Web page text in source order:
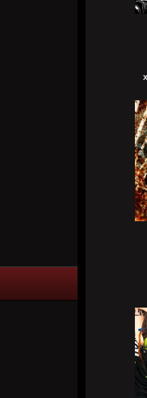
Ты
Были бы
как я,
На
и тюлени
друга в
ночи. Ну,
острове,
Хочу
Вместе с